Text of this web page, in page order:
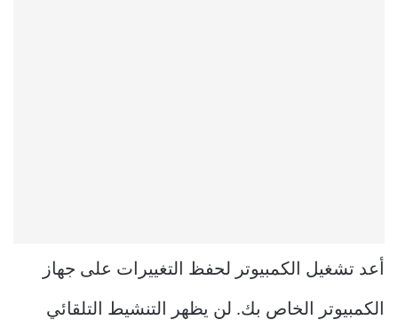
أعد تشغيل الكمبيوتر لحفظ التغييرات على جهاز
الكمبيوتر الخاص بك. لن يظهر التنشيط التلقائي